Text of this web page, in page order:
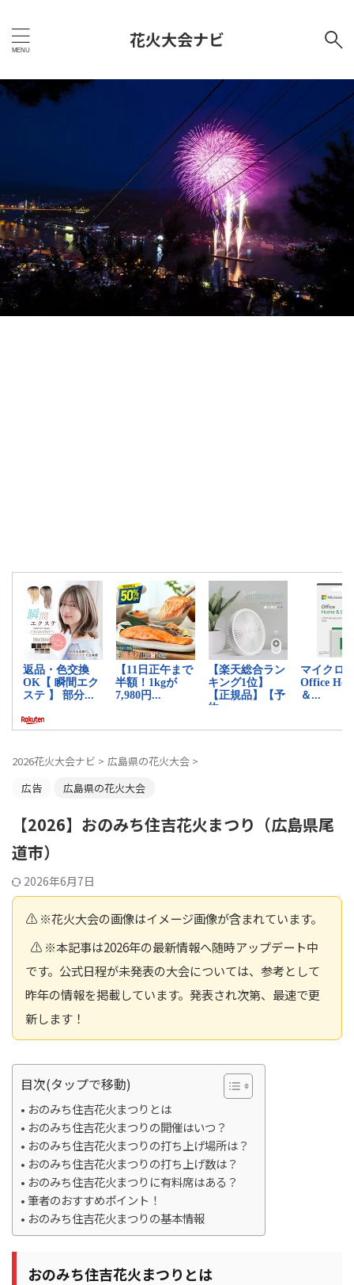
花火大会ナビ
2026花火大会ナビ > 広島県の花火大会 >
広告
広島県の花火大会
【2026】おのみち住吉花火まつり（広島県尾
道市）
2026年6月7日
⚠️ ※花火大会の画像はイメージ画像が含まれています。
⚠️ ※本記事は2026年の最新情報へ随時アップデート中
です。公式日程が未発表の大会については、参考として
昨年の情報を掲載しています。発表され次第、最速で更
新します！
目次(タップで移動)
おのみち住吉花火まつりとは
おのみち住吉花火まつりの開催はいつ？
おのみち住吉花火まつりの打ち上げ場所は？
おのみち住吉花火まつりの打ち上げ数は？
おのみち住吉花火まつりに有料席はある？
筆者のおすすめポイント！
おのみち住吉花火まつりの基本情報
おのみち住吉花火まつりとは